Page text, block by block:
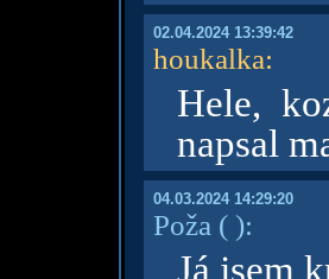
02.04.2024 13:39:42
houkalka:
Hele,
napsal
04.03.2024 14:29:20
Poža ( ):
Já jsem